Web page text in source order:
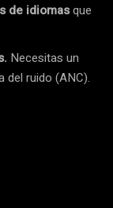
de idiomasque
Necesitas un
del ruido (ANC).